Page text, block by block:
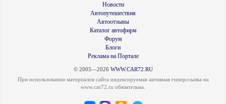
Новости
Автопутешествия
Автоотзывы
Каталог автофирм
Форум
Блоги
Реклама на Портале
© 2005—2026 WWW.CAR72.RU
При использовании материалов сайта индексируемая активная гиперссылка на
www.car72.ru обязательна.